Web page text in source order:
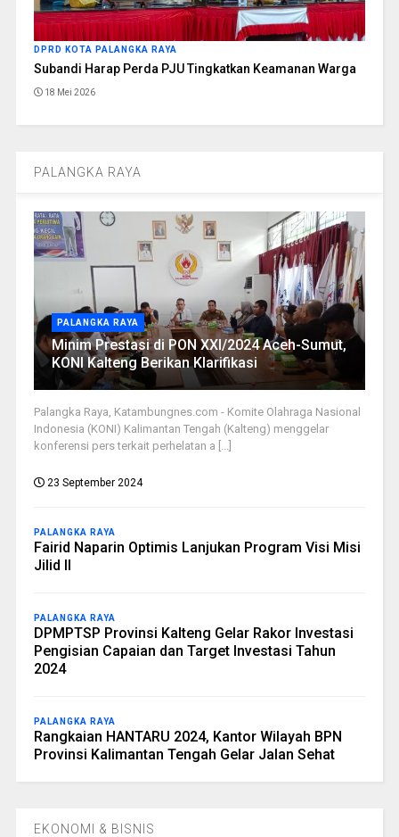
DPRD KOTA PALANGKA RAYA
Subandi Harap Perda PJU Tingkatkan Keamanan Warga
18 Mei 2026
PALANGKA RAYA
PALANGKA RAYA
Minim Prestasi di PON XXI/2024 Aceh-Sumut,
KONI Kalteng Berikan Klarifikasi
Palangka Raya, Katambungnes.com - Komite Olahraga Nasional
Indonesia (KONI) Kalimantan Tengah (Kalteng) menggelar
konferensi pers terkait perhelatan a [...]
23 September 2024
PALANGKA RAYA
Fairid Naparin Optimis Lanjukan Program Visi Misi
Jilid II
PALANGKA RAYA
DPMPTSP Provinsi Kalteng Gelar Rakor Investasi
Pengisian Capaian dan Target Investasi Tahun
2024
PALANGKA RAYA
Rangkaian HANTARU 2024, Kantor Wilayah BPN
Provinsi Kalimantan Tengah Gelar Jalan Sehat
EKONOMI & BISNIS